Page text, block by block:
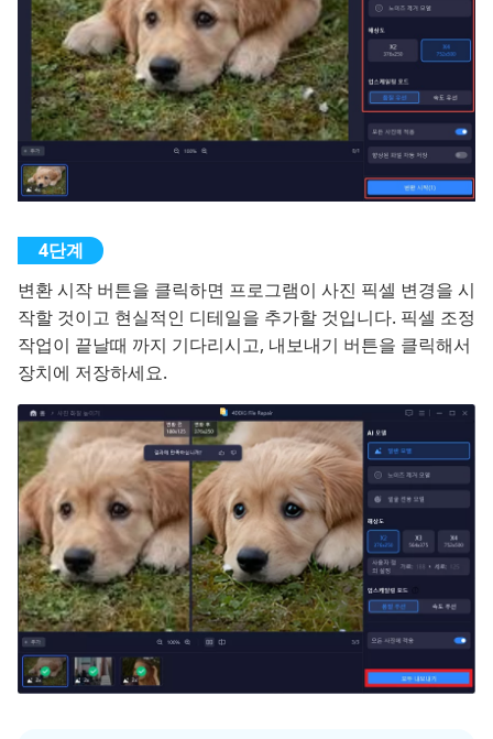
변환 시작 버튼을 클릭하면 프로그램이 사진 픽셀 변경을 시
작할 것이고 현실적인 디테일을 추가할 것입니다. 픽셀 조정
작업이 끝날때 까지 기다리시고, 내보내기 버튼을 클릭해서
장치에 저장하세요.